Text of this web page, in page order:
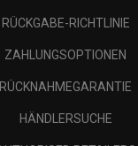
RÜCKGABE-RICHTLINIE
ZAHLUNGSOPTIONEN
RÜCKNAHMEGARANTIE
HÄNDLERSUCHE